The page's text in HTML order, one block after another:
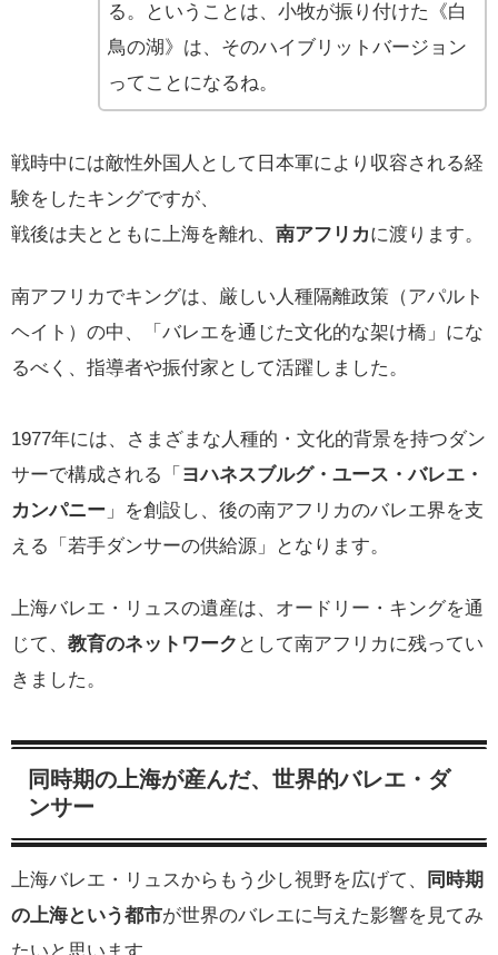
る。ということは、小牧が振り付けた《白
鳥の湖》は、そのハイブリットバージョン
ってことになるね。
戦時中には敵性外国人として日本軍により収容される経
験をしたキングですが、
戦後は夫とともに上海を離れ、 南アフリカに渡ります。
南アフリカでキングは、厳しい人種隔離政策（アパルト
ヘイト）の中、「バレエを通じた文化的な架け橋」にな
るべく、指導者や振付家として活躍しました。
1977年には、さまざまな人種的・文化的背景を持つダン
サーで構成される「 ヨハネスブルグ・ユース・バレエ・
カンパニー 」を創設し、後の南アフリカのバレエ界を支
える「若手ダンサーの供給源」となります。
上海バレエ・リュスの遺産は、オードリー・キングを通
じて、 教育のネットワーク として南アフリカに残ってい
きました。
同時期の上海が産んだ、世界的バレエ・ダ
ンサー
上海バレエ・リュスからもう少し視野を広げて、
同時期
の上海という都市が世界のバレエに与えた影響を見てみ
たいと思います。